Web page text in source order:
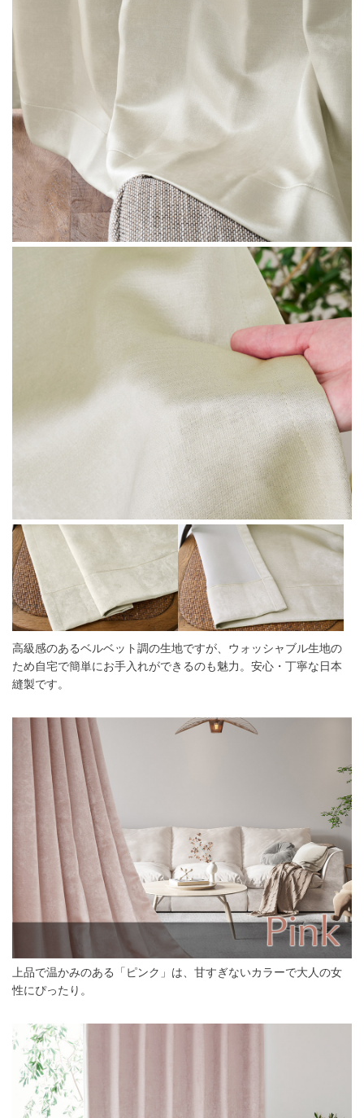
高級感のあるベルベット調の生地ですが、ウォッシャブル生地の
ため自宅で簡単にお手入れができるのも魅力。安心・丁寧な日本
縫製です。
上品で温かみのある「ピンク」は、甘すぎないカラーで大人の女
性にぴったり。